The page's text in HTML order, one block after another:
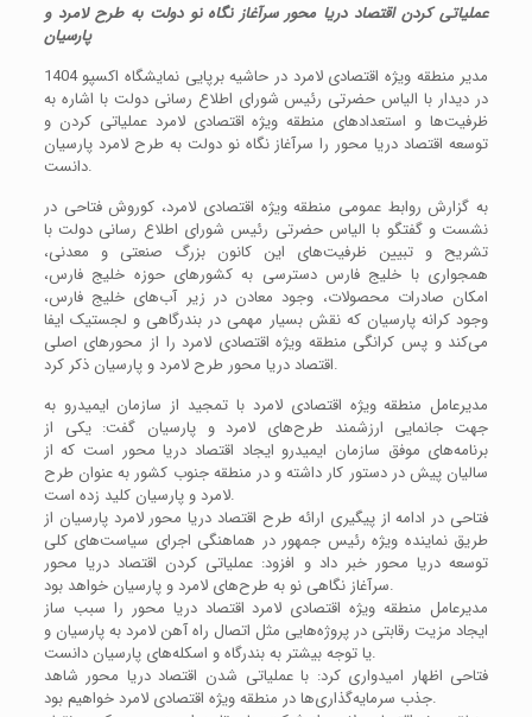
عملیاتی کردن اقتصاد دریا محور سرآغاز نگاه نو دولت به طرح لامرد و
پارسیان
مدیر منطقه ویژه اقتصادی لامرد در حاشیه برپایی نمایشگاه اکسپو 1404
در دیدار با الیاس حضرتی رئیس شورای اطلاع رسانی دولت با اشاره به
ظرفیت‌ها و استعدادهای منطقه ویژه اقتصادی لامرد عملیاتی کردن و
توسعه اقتصاد دریا محور را سرآغاز نگاه نو دولت به طرح لامرد پارسیان
دانست.
به گزارش روابط عمومی منطقه ویژه اقتصادی لامرد، کوروش فتاحی در
نشست و گفتگو با الیاس حضرتی رئیس شورای اطلاع رسانی دولت با
تشریح و تبیین ظرفیت‌های این کانون بزرگ صنعتی و معدنی،
همجواری با خلیج فارس دسترسی به کشورهای حوزه خلیج فارس،
امکان صادرات محصولات، وجود معادن در زیر آب‌های خلیج فارس،
وجود کرانه پارسیان که نقش بسیار مهمی در بندرگاهی و لجستیک ایفا
می‌کند و پس کرانگی منطقه ویژه اقتصادی لامرد را از محورهای اصلی
اقتصاد دریا محور طرح لامرد و پارسیان ذکر کرد.
مدیرعامل منطقه ویژه اقتصادی لامرد با تمجید از سازمان ایمیدرو به
جهت جانمایی ارزشمند طرح‌های لامرد و پارسیان گفت: یکی از
برنامه‌های موفق سازمان ایمیدرو ایجاد اقتصاد دریا محور است که از
سالیان پیش در دستور کار داشته و در منطقه جنوب کشور به عنوان طرح
لامرد و پارسیان کلید زده است.
فتاحی در ادامه از پیگیری ارائه طرح اقتصاد دریا محور لامرد پارسیان از
طریق نماینده ویژه رئیس جمهور در هماهنگی اجرای سیاست‌های کلی
توسعه دریا محور خبر داد و افزود: عملیاتی کردن اقتصاد دریا محور
سرآغاز نگاهی نو به طرح‌های لامرد و پارسیان خواهد بود.
مدیرعامل منطقه ویژه اقتصادی لامرد اقتصاد دریا محور را سبب ساز
ایجاد مزیت رقابتی در پروژه‌هایی مثل اتصال راه آهن لامرد به پارسیان و
یا توجه بیشتر به بندرگاه و اسکله‌های پارسیان دانست.
فتاحی اظهار امیدواری کرد: با عملیاتی شدن اقتصاد دریا محور شاهد
جذب سرمایه‌گذاری‌ها در منطقه ویژه اقتصادی لامرد خواهیم بود.